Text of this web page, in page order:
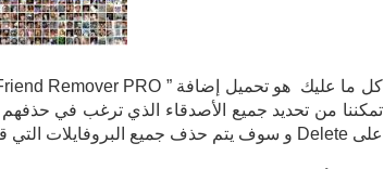
تمكننا من تحديد جميع الأصدقاء الذي ترغب في حذفهم
على Delete و سوف يتم حذف جميع البروفايلات التي قمت بتحديدها أنت.